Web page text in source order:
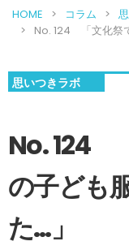
HOME コラム
No. 124 「文化祭
思いつきラボ
No. 124
の子ども
た…」